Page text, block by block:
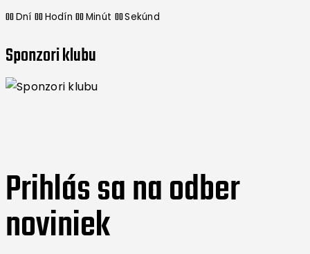
00Dní 00Hodín 00Minút 00Sekúnd
Sponzori klubu
Prihlás sa na odber
noviniek